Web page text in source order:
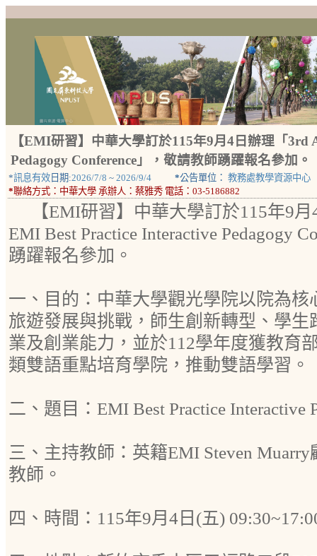
【EMI研習】中華大學訂於115年9月4日辦理「
Pedagogy Conference」，敬請教師踴躍報名參加。
*訊息有效 日期:2026/7/8 ~ 2026/9/4 *公告單位： 教務處教學資源中心
*聯絡方式： 中華大學 承辦人：蔡雅秀 電話：03-5186882
【EMI研習】中華大學訂於115年9
EMI Best Practice Interactive Pedagogy
踴躍報名參加。
一、目的：中華大學觀光學院以院為
旅遊發展與挑戰，師生創新轉型、學
業及創業能力，並於112學年度獲教育
類雙語重點培育學院，推動雙語學習。
二、題目：EMI Best Practice Interactive
三、主持教師：英籍EMI Steven
教師。
四、時間：115年9月4日(五)